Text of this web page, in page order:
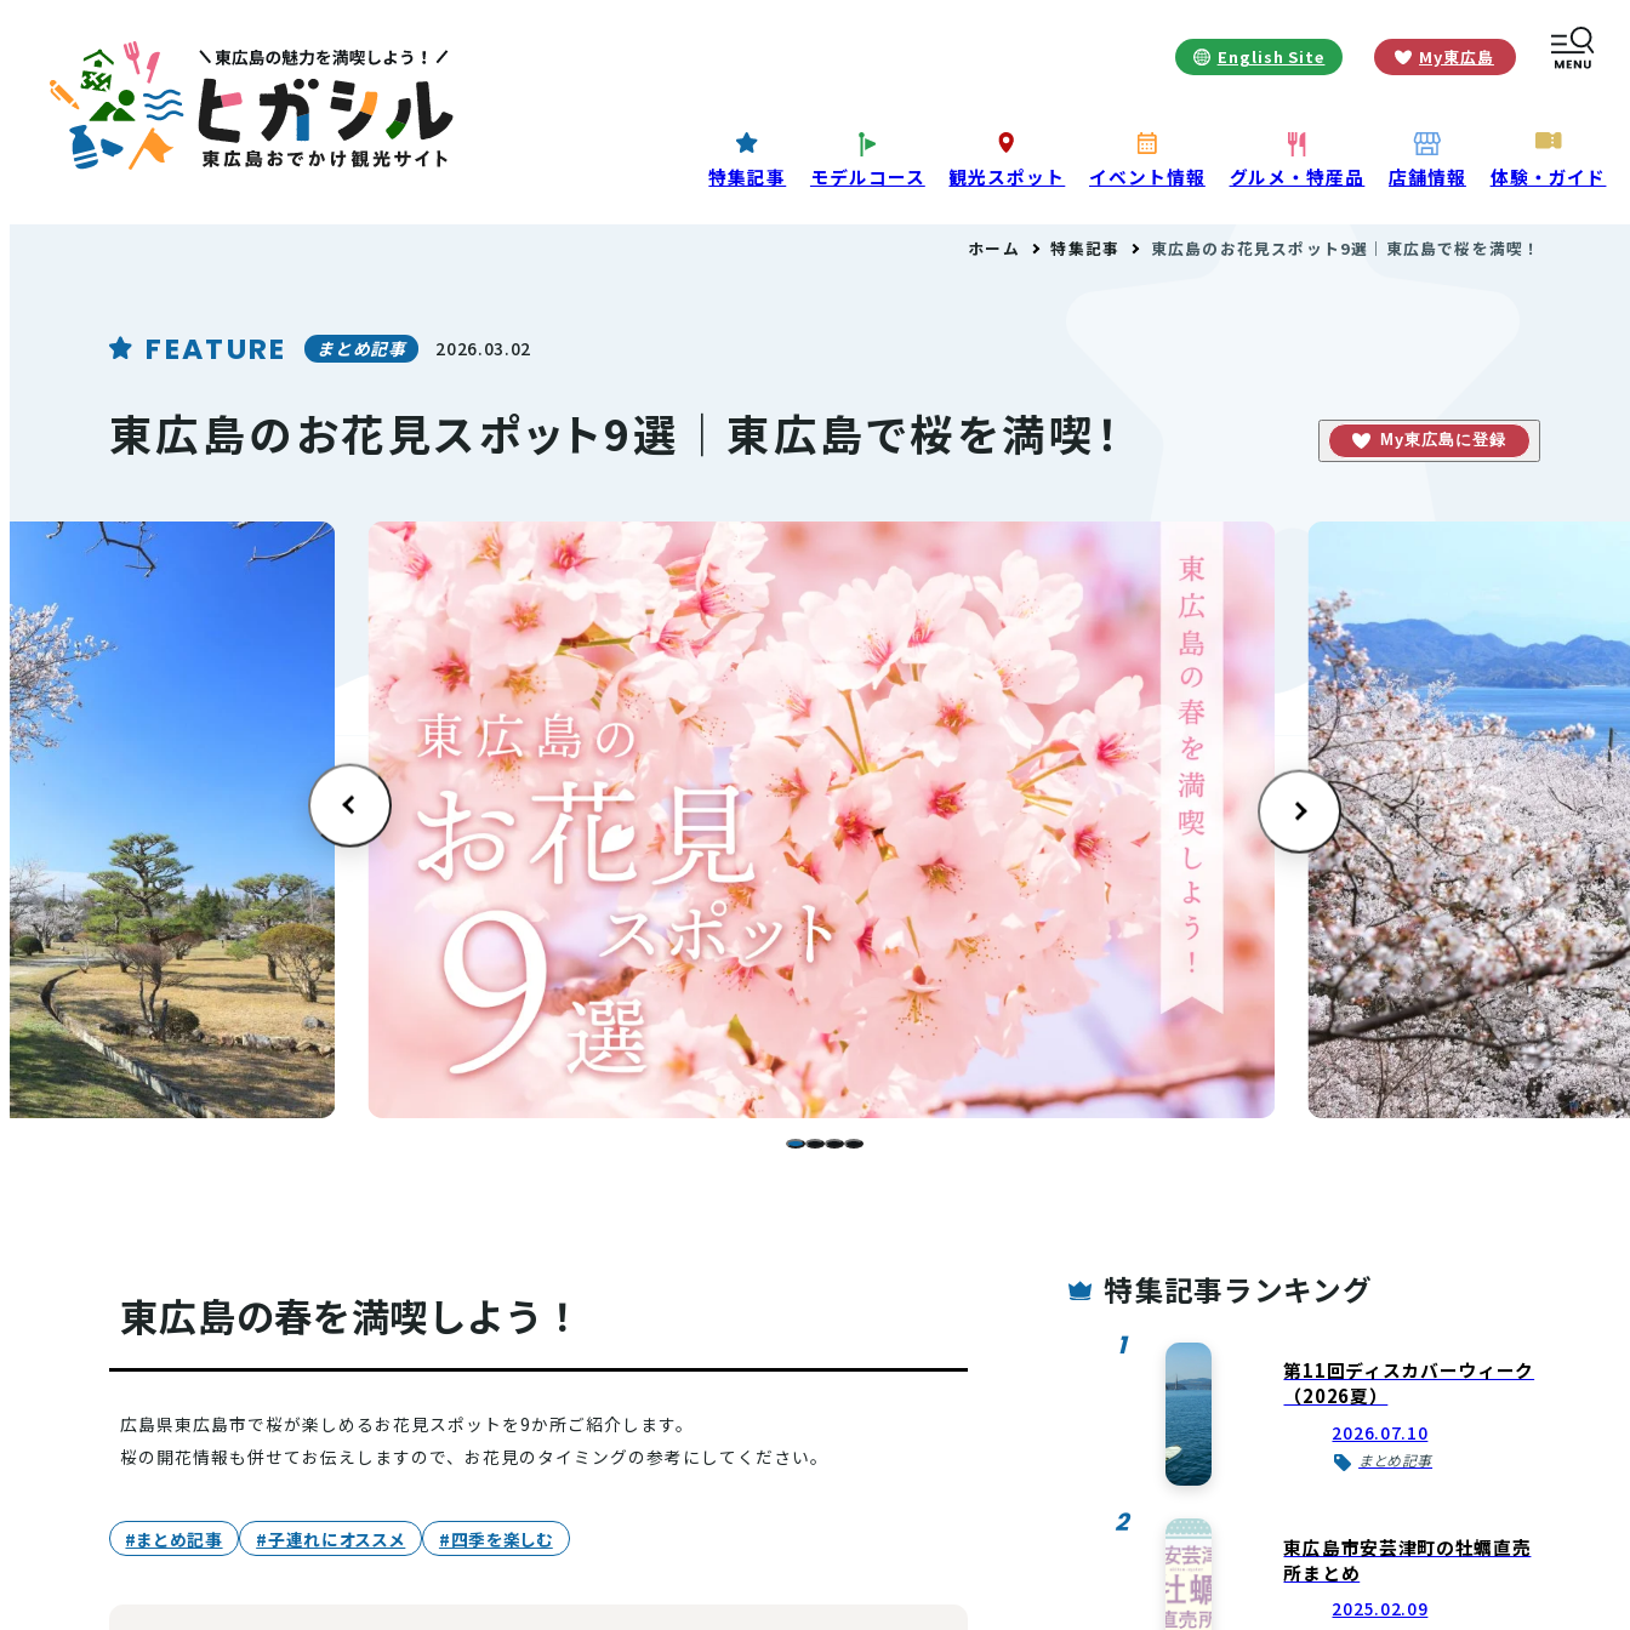
English Site My東広島
特集記事 モデルコース 観光スポット イベント情報 グルメ・特産品 店舗情報 体験・ガイド
ホーム 特集記事 東広島のお花見スポット9選｜東広島で桜を満喫！
FEATURE まとめ記事 2026.03.02
東広島のお花見スポット9選｜東広島で桜を満喫！ My東広島に登録
東広島の春を満喫しよう！
広島県東広島市で桜が楽しめるお花見スポットを9か所ご紹介します。
桜の開花情報も併せてお伝えしますので、お花見のタイミングの参考にしてください。
#まとめ記事 #子連れにオススメ #四季を楽しむ
特集記事ランキング
1
第11回ディスカバーウィーク
（2026夏）
2026.07.10
まとめ記事
2
東広島市安芸津町の牡蠣直売
所まとめ
2025.02.09
メニュー
MENU
体験・ガイド
西条酒蔵通り特設ページ 特集記事
お役立ち情報
お知らせ
酒蔵営業時間
イベント情報掲載申込フォーム
VISIT Higashihiroshima
(English site)
プライバシーポリシー サイトポリシー アクセシビリティ